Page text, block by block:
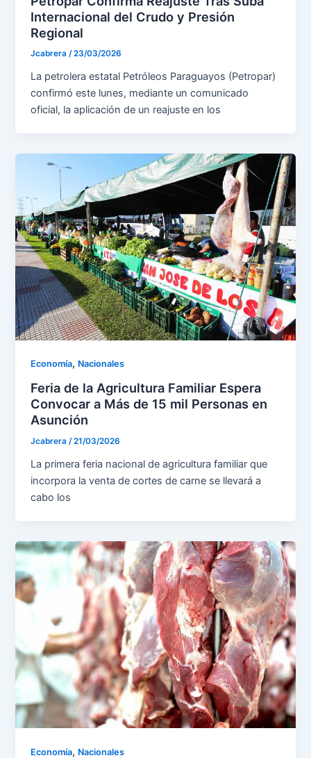
Internacional del Crudo y Presión
Regional
Jcabrera/23/03/2026
La petrolera estatal Petróleos Paraguayos (Petropar)
confirmó este lunes, mediante un comunicado
oficial, la aplicación de un reajuste en los
Economía, Nacionales
Feria de la Agricultura Familiar Espera
Convocar a Más de 15 mil Personas en
Asunción
Jcabrera/21/03/2026
La primera feria nacional de agricultura familiar que
incorpora la venta de cortes de carne se llevará a
cabo los
Economía, Nacionales